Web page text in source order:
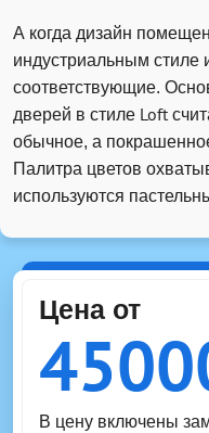
А когда дизайн
индустриальным
соответствующие.
дверей в стиле Loft
обычное, а
Палитра цветов
используются
Цена от
В цену включены